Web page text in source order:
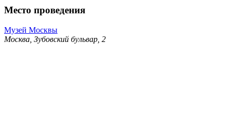
Место проведения
Музей Москвы
Москва, Зубовский бульвар, 2